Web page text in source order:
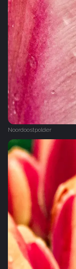
Noordoostpolder